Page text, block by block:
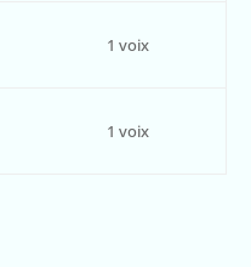
1 voix
1 voix